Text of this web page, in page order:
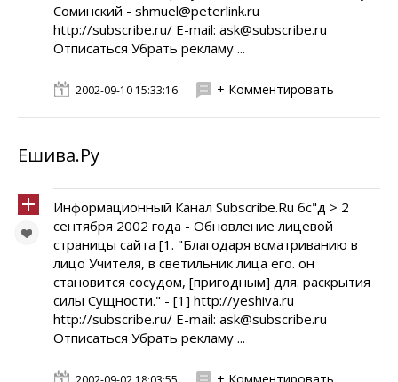
Соминский - shmuel@peterlink.ru
http://subscribe.ru/ E-mail: ask@subscribe.ru
Отписаться Убрать рекламу ...
2002-09-10 15:33:16 + Комментировать
Ешива.Ру
Информационный Канал Subscribe.Ru бс"д > 2
сентября 2002 года - Обновление лицевой
страницы сайта [1. "Благодаря всматриванию в
лицо Учителя, в светильник лица его. он
становится сосудом, [пригодным] для. раскрытия
силы Сущности." - [1] http://yeshiva.ru
http://subscribe.ru/ E-mail: ask@subscribe.ru
Отписаться Убрать рекламу ...